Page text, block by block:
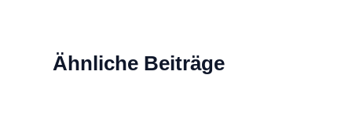
Ähnliche Beiträge